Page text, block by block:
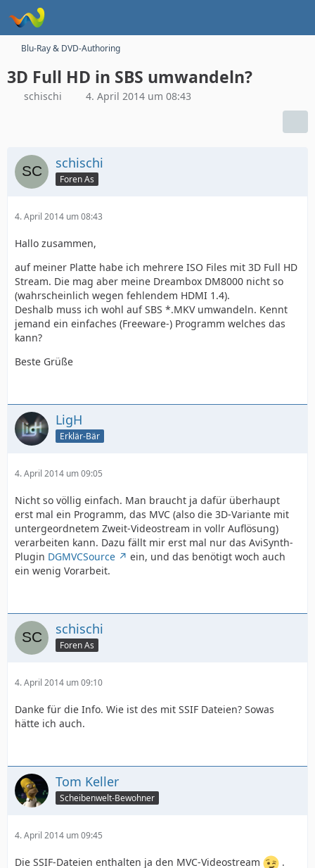
Blu-Ray & DVD-Authoring
3D Full HD in SBS umwandeln?
schischi 4. April 2014 um 08:43
schischi
Foren As
4. April 2014 um 08:43
Hallo zusammen,
auf meiner Platte habe ich mehrere ISO Files mit 3D Full HD
Stream. Die mag aber meine Dreambox DM8000 nicht so
(wahrscheinlich wegen fehlendem HDMI 1.4).
Deshalb muss ich wohl auf SBS *.MKV umwandeln. Kennt
jemand ein einfaches (Freeware-) Programm welches das
kann?
Beste Grüße
LigH
Erklär-Bär
4. April 2014 um 09:05
Nicht so völlig einfach. Man braucht ja dafür überhaupt
erst mal ein Programm, das MVC (also die 3D-Variante mit
untergeordnetem Zweit-Videostream in vollr Auflösung)
verarbeiten kann. Dazu fällt mir erst mal nur das AviSynth-
Plugin DGMVCSource
ein, und das benötigt woch auch
ein wenig Vorarbeit.
schischi
Foren As
4. April 2014 um 09:10
Danke für die Info. Wie ist des mit SSIF Dateien? Sowas
hätte ich auch.
Tom Keller
Scheibenwelt-Bewohner
4. April 2014 um 09:45
Die SSIF-Dateien enthalten ja den MVC-Videostream .